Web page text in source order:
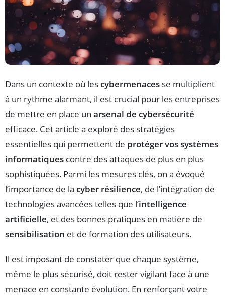
Dans un contexte où lescybermenacesse multiplient
à un rythme alarmant, il est crucial pour les entreprises
de mettre en place un arsenal de cybersécurité
efficace. Cet article a exploré des stratégies
essentielles qui permettent de protéger vos systèmes
informatiques contre des attaques de plus en plus
sophistiquées. Parmi les mesures clés, on a évoqué
l’importance de la cyber résilience, de l’intégration de
technologies avancées telles que l’intelligence
artificielle, et des bonnes pratiques en matière de
sensibilisation et de formation des utilisateurs.
Il est imposant de constater que chaque système,
même le plus sécurisé, doit rester vigilant face à une
menace en constante évolution. En renforçant votre